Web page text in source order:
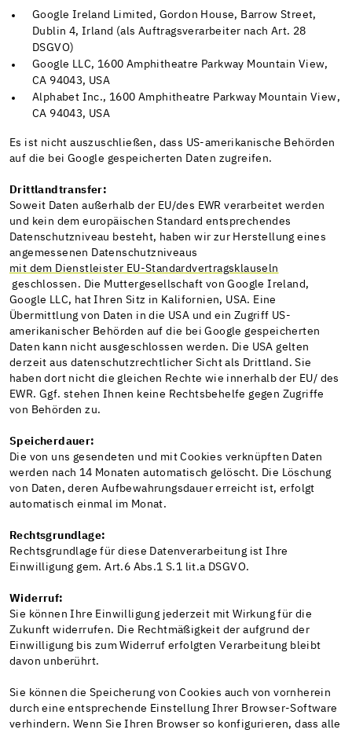
Google Ireland Limited, Gordon House, Barrow Street,
Dublin 4, Irland (als Auftragsverarbeiter nach Art. 28
DSGVO)
Google LLC, 1600 Amphitheatre Parkway Mountain View,
CA 94043, USA
Alphabet Inc., 1600 Amphitheatre Parkway Mountain View,
CA 94043, USA
Es ist nicht auszuschließen, dass US-amerikanische Behörden
auf die bei Google gespeicherten Daten zugreifen.
Drittlandtransfer:
Soweit Daten außerhalb der EU/des EWR verarbeitet werden
und kein dem europäischen Standard entsprechendes
Datenschutzniveau besteht, haben wir zur Herstellung eines
angemessenen Datenschutzniveaus
mit dem Dienstleister EU-Standardvertragsklauseln
geschlossen. Die Muttergesellschaft von Google Ireland,
Google LLC, hat Ihren Sitz in Kalifornien, USA. Eine
Übermittlung von Daten in die USA und ein Zugriff US-
amerikanischer Behörden auf die bei Google gespeicherten
Daten kann nicht ausgeschlossen werden. Die USA gelten
derzeit aus datenschutzrechtlicher Sicht als Drittland. Sie
haben dort nicht die gleichen Rechte wie innerhalb der EU/ des
EWR. Ggf. stehen Ihnen keine Rechtsbehelfe gegen Zugriffe
von Behörden zu.
Speicherdauer:
Die von uns gesendeten und mit Cookies verknüpften Daten
werden nach 14 Monaten automatisch gelöscht. Die Löschung
von Daten, deren Aufbewahrungsdauer erreicht ist, erfolgt
automatisch einmal im Monat.
Rechtsgrundlage:
Rechtsgrundlage für diese Datenverarbeitung ist Ihre
Einwilligung gem. Art.6 Abs.1 S.1 lit.a DSGVO.
Widerruf:
Sie können Ihre Einwilligung jederzeit mit Wirkung für die
Zukunft widerrufen. Die Rechtmäßigkeit der aufgrund der
Einwilligung bis zum Widerruf erfolgten Verarbeitung bleibt
davon unberührt.
Sie können die Speicherung von Cookies auch von vornherein
durch eine entsprechende Einstellung Ihrer Browser-Software
verhindern. Wenn Sie Ihren Browser so konfigurieren, dass alle